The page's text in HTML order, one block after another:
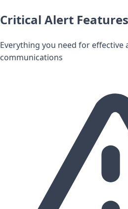
Critical Alert Features
Everything you need for effective
communications